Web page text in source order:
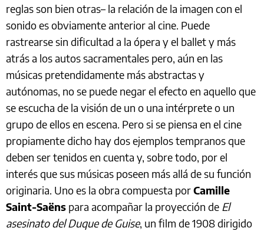
reglas son bien otras– la relación de la imagen con el
sonido es obviamente anterior al cine. Puede
rastrearse sin dificultad a la ópera y el ballet y más
atrás a los autos sacramentales pero, aún en las
músicas pretendidamente más abstractas y
autónomas, no se puede negar el efecto en aquello que
se escucha de la visión de un o una intérprete o un
grupo de ellos en escena. Pero si se piensa en el cine
propiamente dicho hay dos ejemplos tempranos que
deben ser tenidos en cuenta y, sobre todo, por el
interés que sus músicas poseen más allá de su función
originaria. Uno es la obra compuesta porCamille
Saint-Saëns para acompañar la proyección de El
asesinato del Duque de Guise, un film de 1908 dirigido